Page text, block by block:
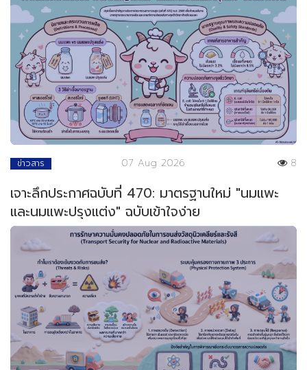
ข่าวสาร 07 Aug 2026 8
เจาะลึกประกาศฉบับที่ 470: มาตรฐานใหม่ "นมแพะ
และนมแพะปรุงแต่ง" ฉบับเข้าใจง่าย